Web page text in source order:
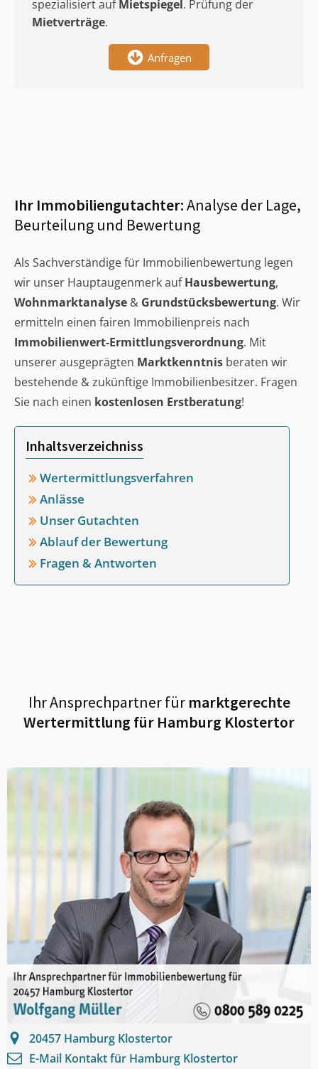
spezialisiert auf Mietspiegel . Prüfung der
Mietverträge.
Anfragen
Ihr Immobiliengutachter:Analyse der Lage,
Beurteilung und Bewertung
Als Sachverständige für Immobilienbewertung legen
wir unser Hauptaugenmerk aufHausbewertung,
Wohnmarktanalyse & Grundstücksbewertung. Wir
ermitteln einen fairen Immobilienpreis nach
Immobilienwert-Ermittlungsverordnung. Mit
unserer ausgeprägten Marktkenntnis beraten wir
bestehende & zukünftige Immobilienbesitzer. Fragen
Sie nach einen kostenlosen Erstberatung!
Inhaltsverzeichniss
Wertermittlungsverfahren
Anlässe
Unser Gutachten
Ablauf der Bewertung
Fragen & Antworten
Ihr Ansprechpartner fürmarktgerechte
Wertermittlung für Hamburg Klostertor
20457 Hamburg Klostertor
E-Mail Kontakt für Hamburg Klostertor